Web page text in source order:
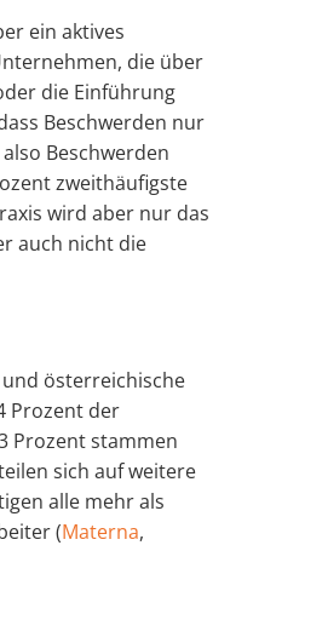
ein aktives
die über
die Einführung
Beschwerden nur
Beschwerden
zweithäufigste
wird aber nur das
auch nicht die
österreichische
Prozent der
Prozent stammen
sich auf weitere
alle mehr als
(Materna,